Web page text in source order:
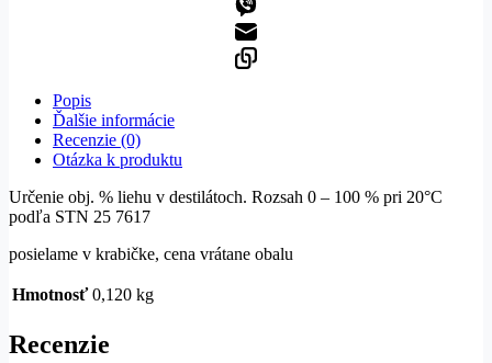
Popis
Ďalšie informácie
Recenzie (0)
Otázka k produktu
Určenie obj. % liehu v destilátoch. Rozsah 0 – 100 % pri 20°C
podľa STN 25 7617
posielame v krabičke, cena vrátane obalu
Hmotnosť 0,120 kg
Recenzie